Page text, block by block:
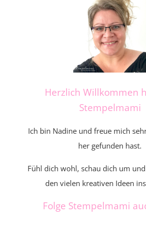
Herzlich Willkommen
Stempelmami
Ich bin Nadine und freue mich
her gefunden hast.
Fühl dich wohl, schau dich um
den vielen kreativen Ideen
Folge Stempelmami